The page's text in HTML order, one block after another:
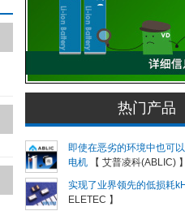
热门产品
即使在恶劣的环境中也可
电机
【 艾普凌科(ABLIC) 】
实现了业界领先的低损耗
ELETEC 】